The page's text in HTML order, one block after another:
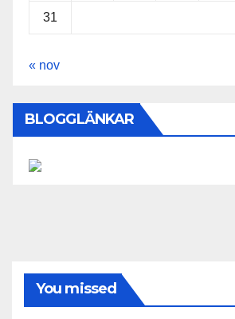
31
« nov
BLOGGLÄNKAR
You missed